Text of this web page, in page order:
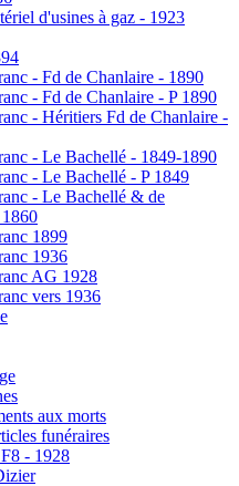
d'usines à gaz - 1923
- Fd de Chanlaire - 1890
- Fd de Chanlaire - P 1890
- Héritiers Fd de Chanlaire -
- Le Bachellé - 1849-1890
- Le Bachellé - P 1849
- Le Bachellé & de
1899
1936
AG 1928
vers 1936
aux morts
funéraires
- 1928